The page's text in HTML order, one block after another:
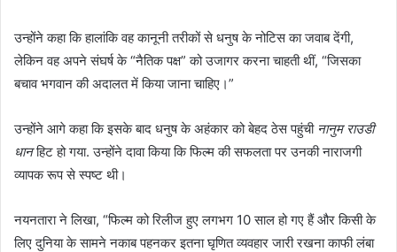
उन्होंने कहा कि हालांकि वह कानूनी तरीकों से धनुष के नोटिस का जवाब देंगी,
लेकिन वह अपने संघर्ष के “नैतिक पक्ष” को उजागर करना चाहती थीं, “जिसका
बचाव भगवान की अदालत में किया जाना चाहिए।”
उन्होंने आगे कहा कि इसके बाद धनुष के अहंकार को बेहद ठेस पहुंची नानुम राउडी
धानहिट हो गया. उन्होंने दावा किया कि फिल्म की सफलता पर उनकी नाराजगी
व्यापक रूप से स्पष्ट थी।
नयनतारा ने लिखा, “फिल्म को रिलीज हुए लगभग 10 साल हो गए हैं और किसी के
लिए दुनिया के सामने नकाब पहनकर इतना घृणित व्यवहार जारी रखना काफी लंबा